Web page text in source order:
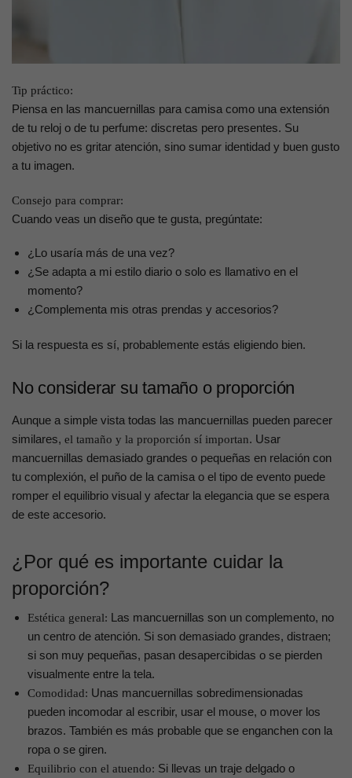
Tip práctico:
Piensa en las mancuernillas para camisa como una extensión
de tu reloj o de tu perfume: discretas pero presentes. Su
objetivo no es gritar atención, sino sumar identidad y buen gusto
a tu imagen.
Consejo para comprar:
Cuando veas un diseño que te gusta, pregúntate:
¿Lo usaría más de una vez?
¿Se adapta a mi estilo diario o solo es llamativo en el
momento?
¿Complementa mis otras prendas y accesorios?
Si la respuesta es sí, probablemente estás eligiendo bien.
No considerar su tamaño o proporción
Aunque a simple vista todas las mancuernillas pueden parecer
similares, el tamaño y la proporción sí importan. Usar
mancuernillas demasiado grandes o pequeñas en relación con
tu complexión, el puño de la camisa o el tipo de evento puede
romper el equilibrio visual y afectar la elegancia que se espera
de este accesorio.
¿Por qué es importante cuidar la
proporción?
Estética general: Las mancuernillas son un complemento, no
un centro de atención. Si son demasiado grandes, distraen;
si son muy pequeñas, pasan desapercibidas o se pierden
visualmente entre la tela.
Comodidad: Unas mancuernillas sobredimensionadas
pueden incomodar al escribir, usar el mouse, o mover los
brazos. También es más probable que se enganchen con la
ropa o se giren.
Equilibrio con el atuendo: Si llevas un traje delgado o